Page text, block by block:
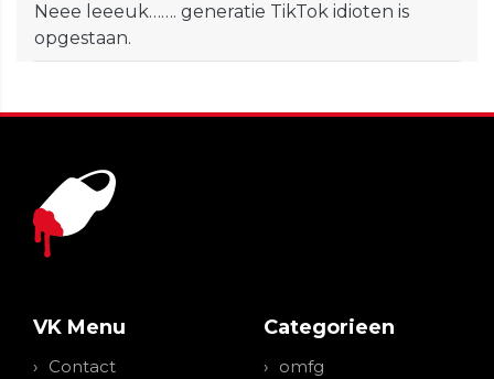
Neee leeeuk……. generatie TikTok idioten is
opgestaan.
VK Menu
Contact
Categorieen
omfg